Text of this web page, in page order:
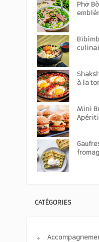
Phở
à la
Mini
CATÉGORIES